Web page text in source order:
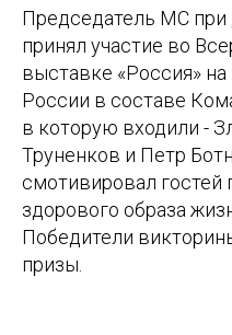
Председатель МС
принял участие во
выставке «Россия»
России в составе
в которую входили -
Труненков и Петр
смотивировал
здорового образа
Победители
призы.